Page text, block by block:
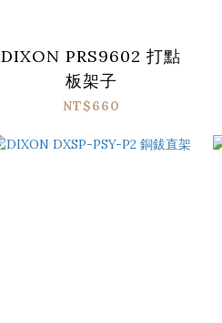
DIXON PRS9602 打點
板架子
NT$660